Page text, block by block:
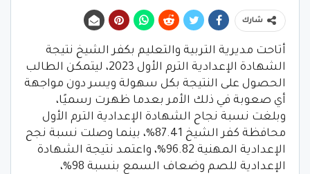
شارك
أتاحت مديرية التربية والتعليم بكفر الشيخ نتيجة
الشهادة الإعدادية الترم الأول 2023، ليتمكن الطالب
الحصول على النتيجة بكل سهولة ويسر دون مواجهة
أي صعوبة في ذلك الأمر بعدما ظهرت رسميًا،
وبلغت نسبة نجاح الشهادة الإعدادية الترم الأول
محافظة كفر الشيخ 87.41%، بينما وصلت نسبة نجح
الإعدادية المهنية 96.82%، واعتمد نتيجة الشهادة
الإعدادية للصم وضعاف السمع بنسبة 98%،